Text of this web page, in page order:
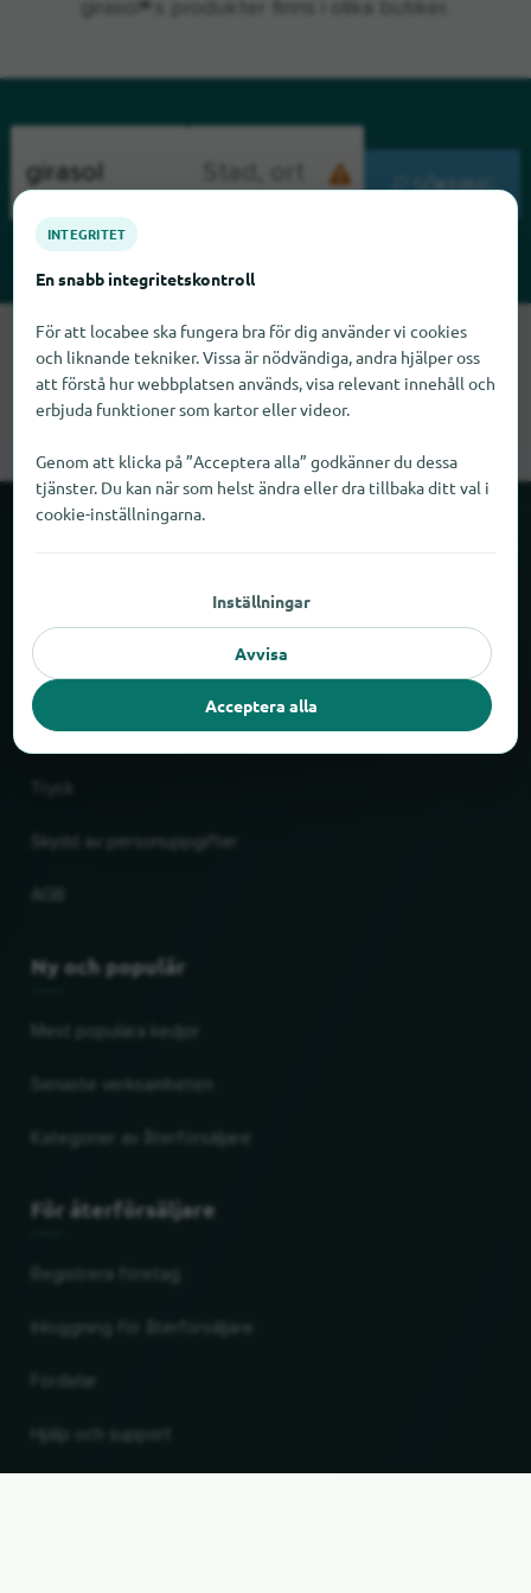
girasol®:s produkter finns i olika butiker.
SÖKNING
Tyvärr kan vi inte hitta girasol just nu. Om du vet var girasol
finns skulle vi bli glada om du meddelade oss det.
Partner
Rättslig
Ny och populär
Senaste verksamheten
Kategorier av återförsäljare
För återförsäljare
Inloggning för återförsäljare
Fördelar
INTEGRITET
En snabb integritetskontroll
För att locabee ska fungera bra för dig använder vi cookies
och liknande tekniker. Vissa är nödvändiga, andra hjälper oss
att förstå hur webbplatsen används, visa relevant innehåll och
erbjuda funktioner som kartor eller videor.
Genom att klicka på ”Acceptera alla” godkänner du dessa
tjänster. Du kan när som helst ändra eller dra tillbaka ditt val i
cookie-inställningarna.
Inställningar
Avvisa
Acceptera alla